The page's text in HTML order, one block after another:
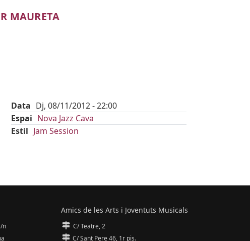
MAURETA
Data Dj, 08/11/2012 - 22:00
Espai Nova Jazz Cava
Estil Jam Session
n
Amics de les Arts i Joventuts Musicals
C/ Teatre, 2
C/ Sant Pere 46, 1r pis.